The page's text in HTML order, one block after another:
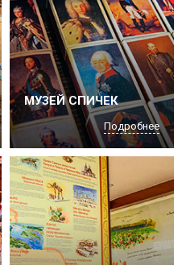
МУЗЕЙ СПИЧЕК
Подробнее